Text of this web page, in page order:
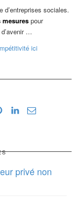
d’entreprises sociales.
mesures pour
…
ici
privé non